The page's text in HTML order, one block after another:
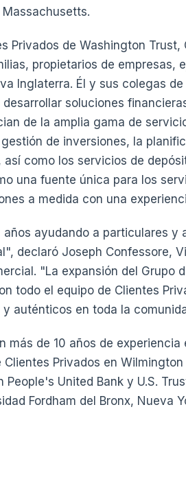
Privados de Washington
propietarios de empresas,
Inglaterra. Él y sus colegas
soluciones
de la amplia gama de
de inversiones, la
como los servicios de
una fuente única para los
a medida con una
ayudando a particulares y
declaró Joseph Confessore,
"La expansión del Grupo
todo el equipo de Clientes
auténticos en toda la
más de 10 años de
Privados en
United Bank y U.S.
Fordham del Bronx, Nueva